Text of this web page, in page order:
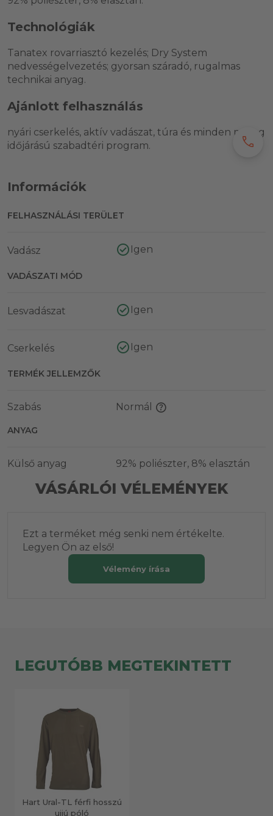
Technológiák
Tanatex rovarriasztó kezelés; Dry System
nedvességelvezetés; gyorsan száradó, rugalmas
technikai anyag.
Ajánlott felhasználás
nyári cserkelés, aktív vadászat, túra és minden meleg
időjárású szabadtéri program.
Információk
FELHASZNÁLÁSI TERÜLET
Vadász Igen
VADÁSZATI MÓD
Lesvadászat Igen
Cserkelés Igen
TERMÉK JELLEMZŐK
Szabás Normál
ANYAG
Külső anyag 92% poliészter, 8% elasztán
VÁSÁRLÓI VÉLEMÉNYEK
Ezt a terméket még senki nem értékelte.
Legyen Ön az első!
Vélemény írása
LEGUTÓBB MEGTEKINTETT
Hart Ural-TL férfi hosszú
ujjú póló
call